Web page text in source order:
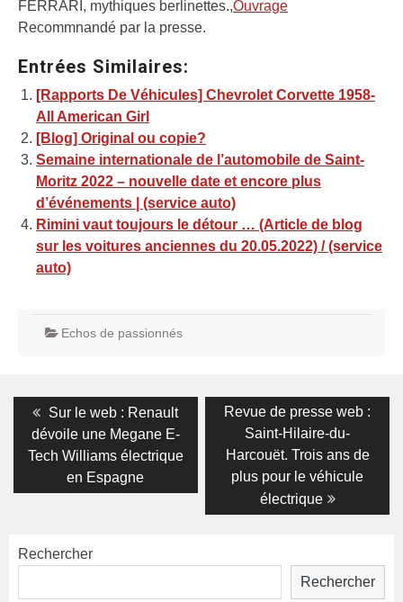
FERRARI, mythiques berlinettes.,Ouvrage
Recommnandé par la presse.
Entrées Similaires:
[Rapports De Véhicules] Chevrolet Corvette 1958-
All American Girl
[Blog] Original ou copie?
Semaine internationale de l’automobile de Saint-
Moritz 2022 – nouvelle date et encore plus
d’événements | (service auto)
Rimini vaut toujours le détour … (Article de blog
sur les voitures anciennes du 20.05.2022) / (service
auto)
Echos de passionnés
Navigation
de
l’article
Previous
post:
Sur le web : Renault
dévoile une Megane E-
Tech Williams électrique
en Espagne
Next
post:
Revue de presse web :
Saint-Hilaire-du-
Harcouët. Trois ans de
plus pour le véhicule
électrique
Rechercher
Rechercher